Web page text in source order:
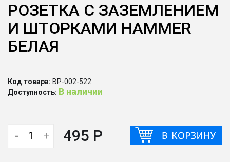
РОЗЕТКА С ЗАЗЕМЛЕНИЕМ
И ШТОРКАМИ HAMMER
БЕЛАЯ
Код товара: ВР-002-522
Доступность: В наличии
- + 495 Р